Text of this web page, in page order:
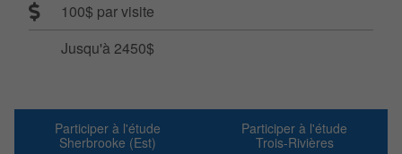
100$ par visite
Jusqu'à 2450$
Participer à l'étude
Sherbrooke (Est)
Participer à l'étude
Trois-Rivières